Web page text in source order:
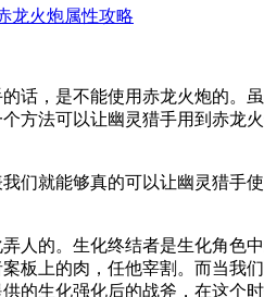
话，是不能使用赤龙火炮的。
方法可以让幽灵猎手用到赤龙
们就能够真的可以让幽灵猎手
人的。生化终结者是生化角色
板上的肉，任他宰割。而当我
的生化强化后的战斧，在这个